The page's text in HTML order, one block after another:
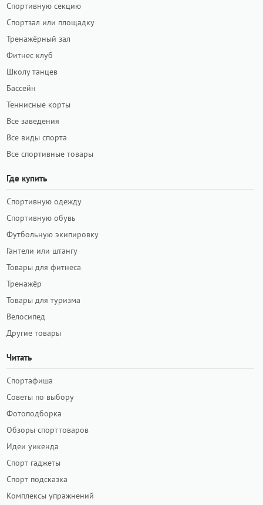
Спортивную секцию
Спортзал или площадку
Тренажёрный зал
Фитнес клуб
Школу танцев
Бассейн
Теннисные корты
Все заведения
Все виды спорта
Все спортивные товары
Где купить
Спортивную одежду
Спортивную обувь
Футбольную экипировку
Гантели или штангу
Товары для фитнеса
Тренажёр
Товары для туризма
Велосипед
Другие товары
Читать
Спортафиша
Советы по выбору
Фотоподборка
Обзоры спорттоваров
Идеи уикенда
Спорт гаджеты
Спорт подсказка
Комплексы упражнений